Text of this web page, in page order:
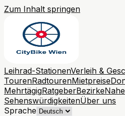
Zum Inhalt springen
Leihrad-StationenVerleih &
TourenRadtourenMietpreise
MehrtägigRatgeberBezirkeNahe
SehenswürdigkeitenÜber uns
Sprache